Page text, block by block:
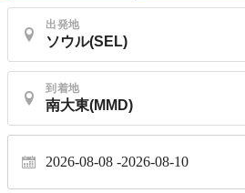
出発地
到着地
2026-08-08 2026-08-10